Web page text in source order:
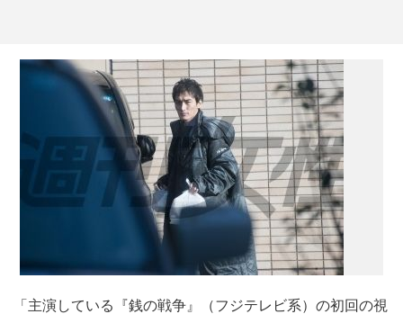
「主演している『銭の戦争』（フジテレビ系）の初回の視